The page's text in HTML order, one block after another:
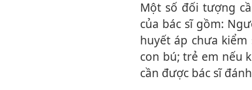
Một số đối tượng cần thận trọng hoặc không nên sử dụng nếu chưa có chỉ định
của bác sĩ gồm:
huyết áp chưa
con bú; trẻ em nếu
cần được bác sĩ